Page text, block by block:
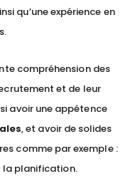
qu’une expérience en
compréhension des
et de leur
avoir une appétence
, et avoir de solides
comme par exemple :
la planification.